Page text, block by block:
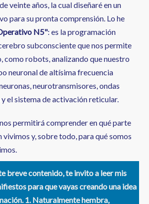
veinte años, la cual diseñaré en un
para su pronta comprensión. Lo he
N5": es la programación
subconsciente que nos permite
como robots, analizando que nuestro
neuronal de altísima frecuencia
neurotransmisores, ondas
el sistema de activación reticular.
permitirá comprender en qué parte
y, sobre todo, para qué somos
breve contenido, te invito a leer mis
para que vayas creando una idea
1. Naturalmente hembra,